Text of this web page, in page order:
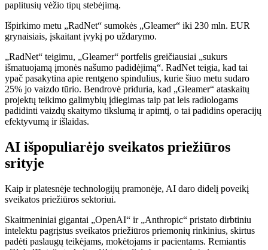
paplitusių vėžio tipų stebėjimą.
Išpirkimo metu „RadNet“ sumokės „Gleamer“ iki 230 mln. EUR
grynaisiais, įskaitant įvykį po uždarymo.
„RadNet“ teigimu, „Gleamer“ portfelis greičiausiai „sukurs
išmatuojamą įmonės našumo padidėjimą“. RadNet teigia, kad tai
ypač pasakytina apie rentgeno spindulius, kurie šiuo metu sudaro
25% jo vaizdo tūrio. Bendrovė priduria, kad „Gleamer“ ataskaitų
projektų teikimo galimybių įdiegimas taip pat leis radiologams
padidinti vaizdų skaitymo tikslumą ir apimtį, o tai padidins operacijų
efektyvumą ir išlaidas.
AI išpopuliarėjo sveikatos priežiūros
srityje
Kaip ir platesnėje technologijų pramonėje, AI daro didelį poveikį
sveikatos priežiūros sektoriui.
Skaitmeniniai gigantai „OpenAI“ ir „Anthropic“ pristato dirbtiniu
intelektu pagrįstus sveikatos priežiūros priemonių rinkinius, skirtus
padėti paslaugų teikėjams, mokėtojams ir pacientams. Remiantis